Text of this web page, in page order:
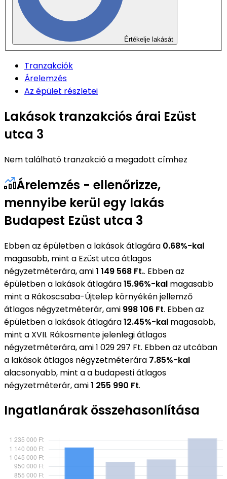
Értékelje lakását
Tranzakciók
Árelemzés
Az épület részletei
Lakások tranzakciós árai Ezüst
utca 3
Nem található tranzakció a megadott címhez
Árelemzés - ellenőrizze,
mennyibe kerül egy lakás
Budapest Ezüst utca 3
Ebben az épületben a lakások átlagára 0.68%-kal
magasabb, mint a Ezüst utca átlagos
négyzetméterára, ami1 149 568 Ft.. Ebben az
épületben a lakások átlagára15.96%-kal magasabb
mint a Rákoscsaba-Újtelep környékén jellemző
átlagos négyzetméterár, ami 998 106 Ft. Ebben az
épületben a lakások átlagára12.45%-kal magasabb,
mint a XVII. Rákosmente jelenlegi átlagos
négyzetméterára, ami 1 029 297 Ft. Ebben az utcában
a lakások átlagos négyzetméterára 7.85%-kal
alacsonyabb, mint a a budapesti átlagos
négyzetméterár, ami1 255 990 Ft.
Ingatlanárak összehasonlítása